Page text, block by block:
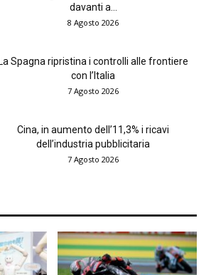
davanti a...
8 Agosto 2026
La Spagna ripristina i controlli alle frontiere
con l’Italia
7 Agosto 2026
Cina, in aumento dell’11,3% i ricavi
dell’industria pubblicitaria
7 Agosto 2026